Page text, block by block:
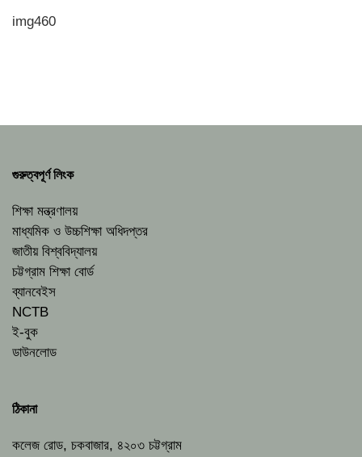
img460
গুরুত্বপূর্ণ লিংক
শিক্ষা মন্ত্রণালয়
মাধ্যমিক ও উচ্চশিক্ষা অধিদপ্তর
জাতীয় বিশ্ববিদ্যালয়
চট্টগ্রাম শিক্ষা বোর্ড
ব্যানবেইস
NCTB
ই-বুক
ডাউনলোড
ঠিকানা
কলেজ রোড, চকবাজার, ৪২০৩ চট্টগ্রাম